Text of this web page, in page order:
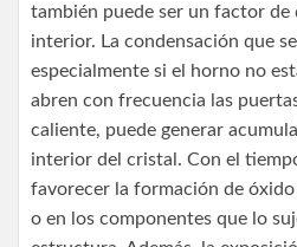
también puede ser un factor de
interior. La condensación que
especialmente si el horno no
abren con frecuencia las
caliente, puede generar
interior del cristal. Con el
favorecer la formación de óxido
o en los componentes que lo